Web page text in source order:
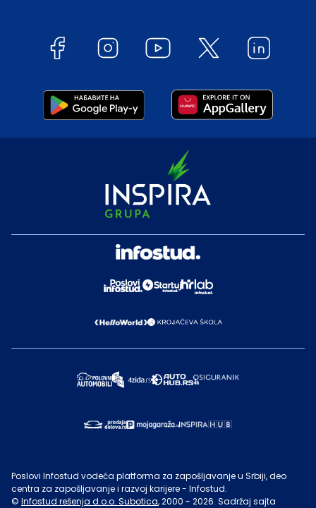
Poslovi Infostud vodeća platforma za zapošljavanje u Srbiji, deo
centra za zapošljavanje i razvoj karijere - Infostud.
© Infostud rešenja d.o.o. Subotica, 2000 - 2026. Sadržaj sajta